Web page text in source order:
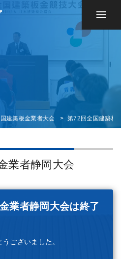
建築板金業者大会 第72回全国建築板
業者静岡大会
業者静岡大会は終了
ございました。